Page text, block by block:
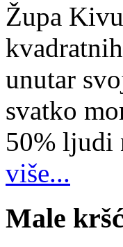
Župa
unutar
svatko
50% ljudi
više...
Male